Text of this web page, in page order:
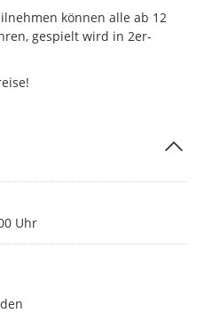
können alle ab 12
gespielt wird in 2er-
Uhr